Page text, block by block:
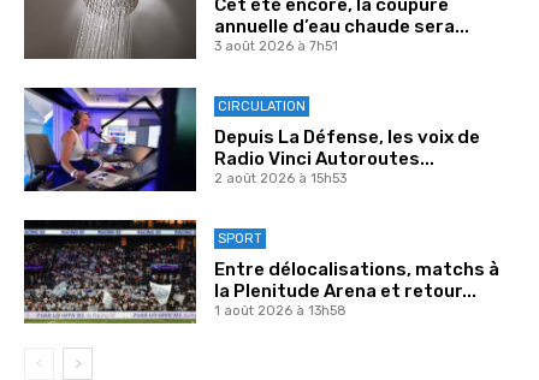
Cet été encore, la coupure
annuelle d’eau chaude sera...
3 août 2026 à 7h51
CIRCULATION
Depuis La Défense, les voix de
Radio Vinci Autoroutes...
2 août 2026 à 15h53
SPORT
Entre délocalisations, matchs à
la Plenitude Arena et retour...
1 août 2026 à 13h58